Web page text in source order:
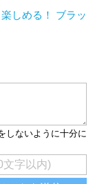
しめる！ ブラッ